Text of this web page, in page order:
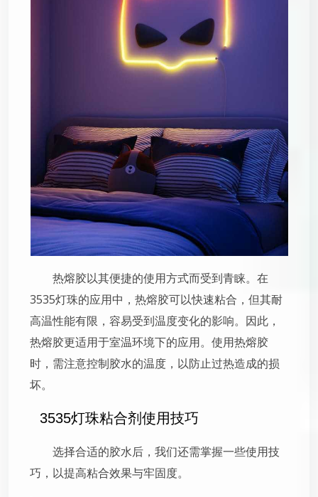
热熔胶以其便捷的使用方式而受到青睐。在
3535灯珠的应用中，热熔胶可以快速粘合，但其耐
高温性能有限，容易受到温度变化的影响。因此，
热熔胶更适用于室温环境下的应用。使用热熔胶
时，需注意控制胶水的温度，以防止过热造成的损
坏。
3535灯珠粘合剂使用技巧
选择合适的胶水后，我们还需掌握一些使用技
巧，以提高粘合效果与牢固度。